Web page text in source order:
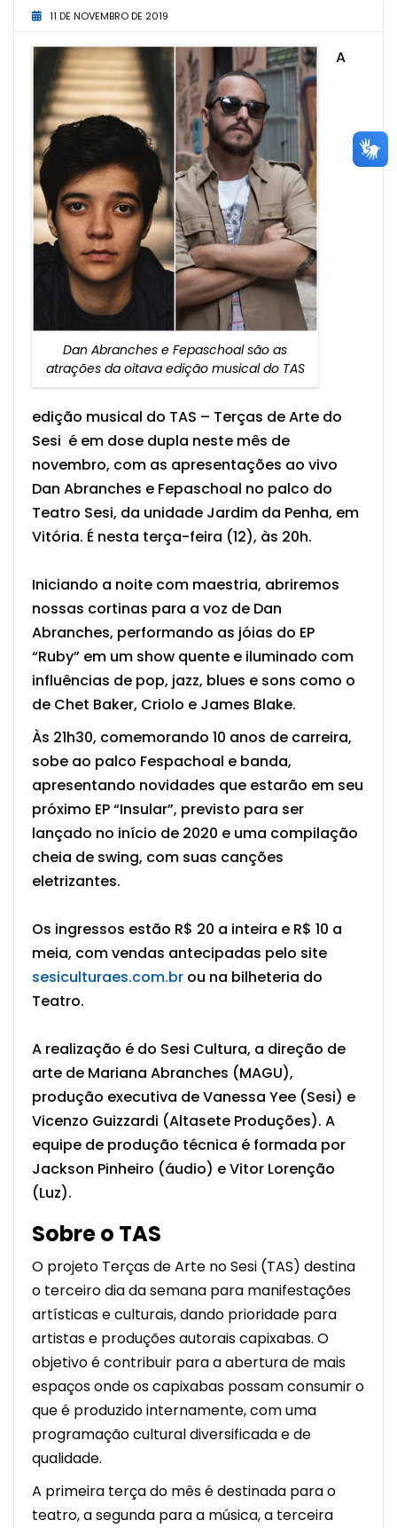
11 DE NOVEMBRO DE 2019
Dan Abranches e Fepaschoal são as
atrações da oitava edição musical do TAS
A
edição musical do TAS – Terças de Arte do
Sesi é em dose dupla neste mês de
novembro, com as apresentações ao vivo
Dan Abranches e Fepaschoal no palco do
Teatro Sesi, da unidade Jardim da Penha, em
Vitória. É nesta terça-feira (12), às 20h.
Iniciando a noite com maestria, abriremos
nossas cortinas para a voz de Dan
Abranches, performando as jóias do EP
“Ruby” em um show quente e iluminado com
influências de pop, jazz, blues e sons como o
de Chet Baker, Criolo e James Blake.
Às 21h30, comemorando 10 anos de carreira,
sobe ao palco Fespachoal e banda,
apresentando novidades que estarão em seu
próximo EP “Insular”, previsto para ser
lançado no início de 2020 e uma compilação
cheia de swing, com suas canções
eletrizantes.
Os ingressos estão R$ 20 a inteira e R$ 10 a
meia, com vendas antecipadas pelo site
sesiculturaes.com.br ou na bilheteria do
Teatro.
A realização é do Sesi Cultura, a direção de
arte de Mariana Abranches (MAGU),
produção executiva de Vanessa Yee (Sesi) e
Vicenzo Guizzardi (Altasete Produções). A
equipe de produção técnica é formada por
Jackson Pinheiro (áudio) e Vitor Lorenção
(Luz).
Sobre o TAS
O projeto Terças de Arte no Sesi (TAS) destina
o terceiro dia da semana para manifestações
artísticas e culturais, dando prioridade para
artistas e produções autorais capixabas. O
objetivo é contribuir para a abertura de mais
espaços onde os capixabas possam consumir o
que é produzido internamente, com uma
programação cultural diversificada e de
qualidade.
A primeira terça do mês é destinada para o
teatro, a segunda para a música, a terceira